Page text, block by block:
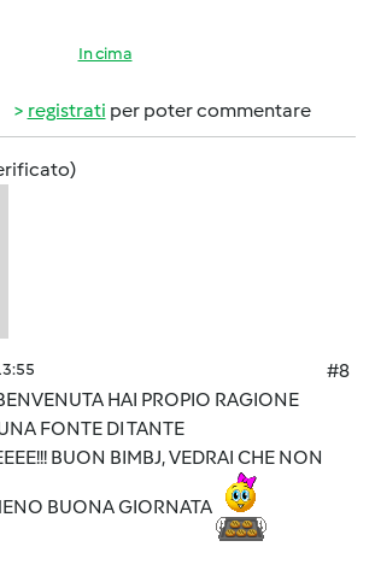
In cima
registrati per poter commentare
#8
HAI PROPIO RAGIONE
FONTE DI TANTE
BUON BIMBJ, VEDRAI CHE NON
BUONA GIORNATA